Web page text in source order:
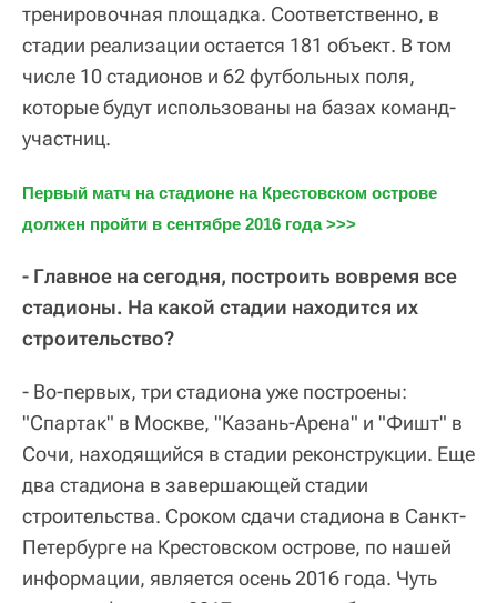
тренировочная площадка. Соответственно, в
стадии реализации остается 181 объект. В том
числе 10 стадионов и 62 футбольных поля,
которые будут использованы на базах команд-
участниц.
Первый матч на стадионе на Крестовском острове
должен пройти в сентябре 2016 года >>>
- Главное на сегодня, построить вовремя все
стадионы. На какой стадии находится их
строительство?
- Во-первых, три стадиона уже построены:
"Спартак" в Москве, "Казань-Арена" и "Фишт" в
Сочи, находящийся в стадии реконструкции. Еще
два стадиона в завершающей стадии
строительства. Сроком сдачи стадиона в Санкт-
Петербурге на Крестовском острове, по нашей
информации, является осень 2016 года. Чуть